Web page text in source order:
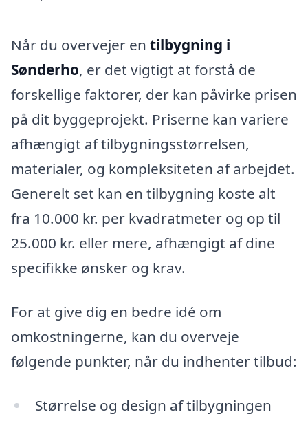
Når du overvejer en tilbygning i
Sønderho, er det vigtigt at forstå de
forskellige faktorer, der kan påvirke prisen
på dit byggeprojekt. Priserne kan variere
afhængigt af tilbygningsstørrelsen,
materialer, og kompleksiteten af arbejdet.
Generelt set kan en tilbygning koste alt
fra 10.000 kr. per kvadratmeter og op til
25.000 kr. eller mere, afhængigt af dine
specifikke ønsker og krav.
For at give dig en bedre idé om
omkostningerne, kan du overveje
følgende punkter, når du indhenter tilbud:
Størrelse og design af tilbygningen